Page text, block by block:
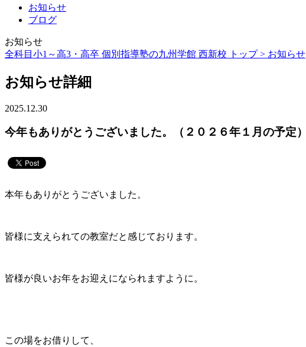
お知らせ
ブログ
お知らせ
全科目小1～高3・高卒 個別指導塾の九州学館 西新校 トップ > お知らせ
お知らせ詳細
2025.12.30
今年もありがとうございました。（２０２６年１月の予定）
本年もありがとうございました。
皆様に支えられての教室だと感じております。
皆様が良いお年をお迎えになられますように。
この場をお借りして、